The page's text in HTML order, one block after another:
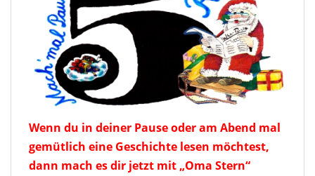
Wenn du in deiner Pause oder am Abend mal
gemütlich eine Geschichte lesen möchtest,
dann mach es dir jetzt mit „Oma Stern“